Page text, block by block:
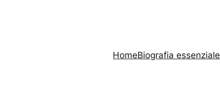
HomeBiografia essenziale